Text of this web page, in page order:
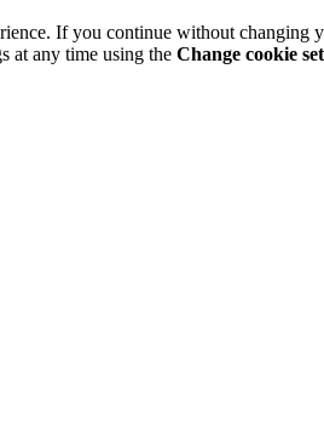
If you continue without changing
at any time using the Change cookie